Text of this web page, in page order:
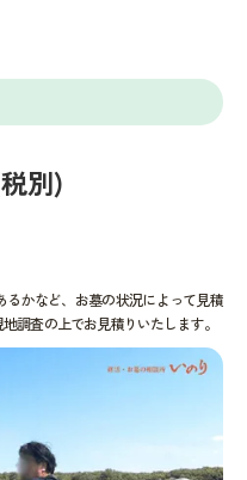
別)
かなど、お墓の状況によって見積
調査の上でお見積りいたします。